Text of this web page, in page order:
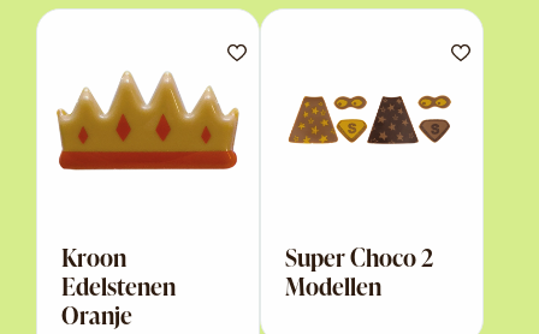
Kroon
Edelstenen
Oranje
Super Choco 2
Modellen